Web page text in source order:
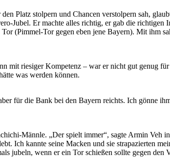
Platz stolpern und Chancen verstolpern sah,
Jubel. Er machte alles richtig, er gab die
(Pimmel-Tor gegen eben jene Bayern). Mit ihm
mit riesiger Kompetenz – war er nicht gut genug
was werden können.
für die Bank bei den Bayern reichts. Ich gönne
Männle. „Der spielt immer“, sagte Armin
Ich kannte seine Macken und sie strapazierten
jubeln, wenn er ein Tor schießen sollte gegen den